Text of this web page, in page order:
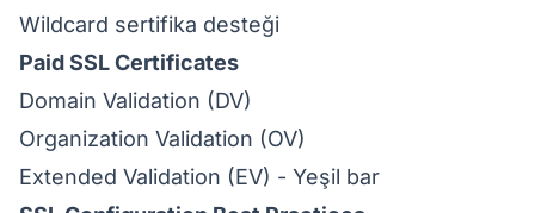
Wildcard sertifika desteği
Paid SSL Certificates
Domain Validation (DV)
Organization Validation (OV)
Extended Validation (EV) - Yeşil bar